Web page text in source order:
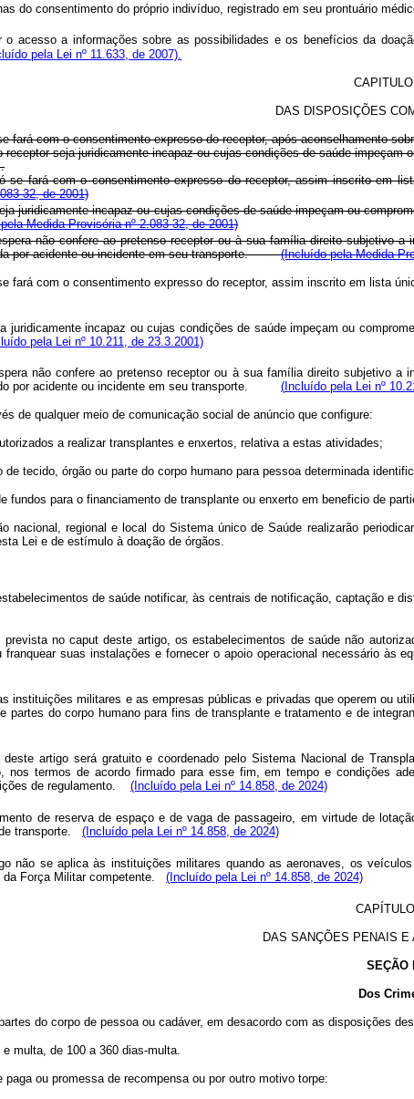
do consentimento do próprio indivíduo, registrado em seu prontuário
acesso a informações sobre as possibilidades e os benefícios da
pela Lei nº 11.633, de 2007).
DAS DISPOSIÇÕES
fará com o consentimento expresso do receptor, após aconselhamento
seja juridicamente incapaz ou cujas condições de saúde
se fará com o consentimento expresso do receptor, assim inscrito
32, de 2001)
juridicamente incapaz ou cujas condições de saúde impeçam ou
Medida Provisória nº 2.083-32, de 2001)
não confere ao pretenso receptor ou à sua família direito subjetivo
por acidente ou incidente em seu transporte.(Incluído pela Medida
fará com o consentimento expresso do receptor, assim inscrito em
incapaz ou cujas condições de saúde impeçam ou
pela Lei nº 10.211, de 23.3.2001)
não confere ao pretenso receptor ou à sua família direito subjetivo
por acidente ou incidente em seu transporte. ( Incluído pela Lei nº
de qualquer meio de comunicação social de anúncio que configure:
a realizar transplantes e enxertos, relativa a estas atividades;
de tecido, órgão ou parte do corpo humano para pessoa determinada
fundos para o financiamento de transplante ou enxerto em beneficio de
nacional, regional e local do Sistema único de Saúde realizarão
Lei e de estímulo à doação de órgãos.
de saúde notificar, às centrais de notificação, captação e
prevista nocaput deste artigo, os estabelecimentos de saúde não
suas instalações e fornecer o apoio operacional necessário
instituições militares e as empresas públicas e privadas que operem ou
partes do corpo humano para fins de transplante e tratamento e de
deste artigo será gratuito e coordenado pelo Sistema Nacional de
nos termos de acordo firmado para esse fim, em tempo e condições
de regulamento.
(Incluído pela Lei nº 14.858, de 2024)
de reserva de espaço e de vaga de passageiro, em virtude de
transporte.
(Incluído pela Lei nº 14.858, de 2024)
não se aplica às instituições militares quando as aeronaves, os
Força Militar competente.
(Incluído pela Lei nº 14.858, de 2024)
DAS SANÇÕES PENAIS E
SEÇÃO I
Dos
do corpo de pessoa ou cadáver, em desacordo com as disposições
multa, de 100 a 360 dias-multa.
ou promessa de recompensa ou por outro motivo torpe: